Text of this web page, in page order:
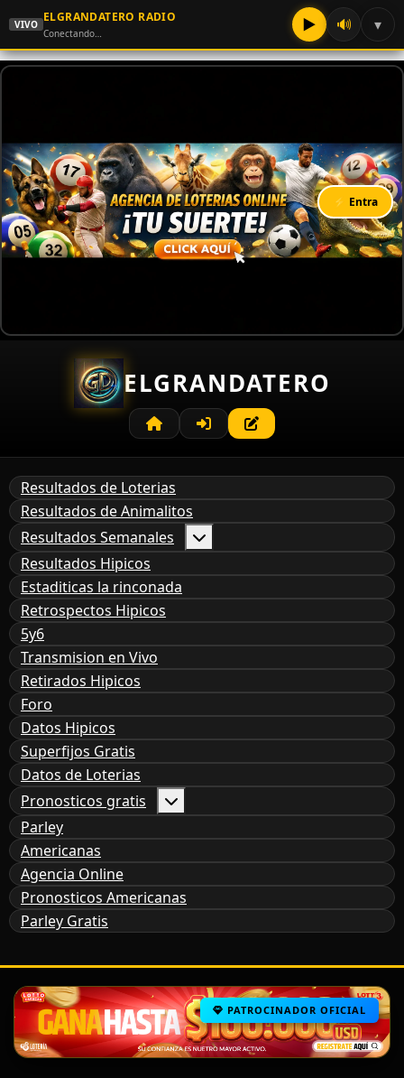
VIVO
ELGRANDATERO RADIO
Conectando… ▶ 🔊 ▾
⚡ Entra
ELGRANDATERO
Resultados de Loterias
Resultados de Animalitos
Resultados Semanales
Resultados Hipicos
Estaditicas la rinconada
Retrospectos Hipicos
5y6
Transmision en Vivo
Retirados Hipicos
Foro
Datos Hipicos
Superfijos Gratis
Datos de Loterias
Pronosticos gratis
Parley
Americanas
Agencia Online
Pronosticos Americanas
Parley Gratis
PATROCINADOR OFICIAL